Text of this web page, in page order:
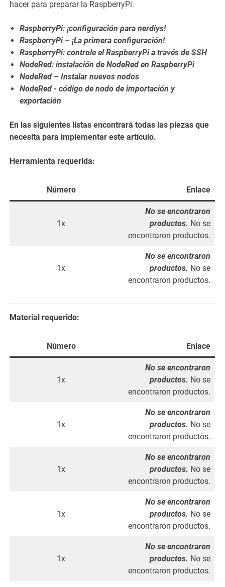
hacer para preparar la RaspberryPi:
RaspberryPi: ¡configuración para nerdiys!
RaspberryPi – ¡La primera configuración!
RaspberryPi: controle el RaspberryPi a través de SSH
NodeRed: instalación de NodeRed en RaspberryPi
NodeRed – Instalar nuevos nodos
NodeRed - código de nodo de importación y
exportación
En las siguientes listas encontrará todas las piezas que
necesita para implementar este artículo.
Herramienta requerida:
Número Enlace
1x
No se encontraron
productos. No se
encontraron productos.
1x
No se encontraron
productos. No se
encontraron productos.
Material requerido:
Número Enlace
1x
No se encontraron
productos. No se
encontraron productos.
1x
No se encontraron
productos. No se
encontraron productos.
1x
No se encontraron
productos. No se
encontraron productos.
1x
No se encontraron
productos. No se
encontraron productos.
1x
No se encontraron
productos. No se
encontraron productos.